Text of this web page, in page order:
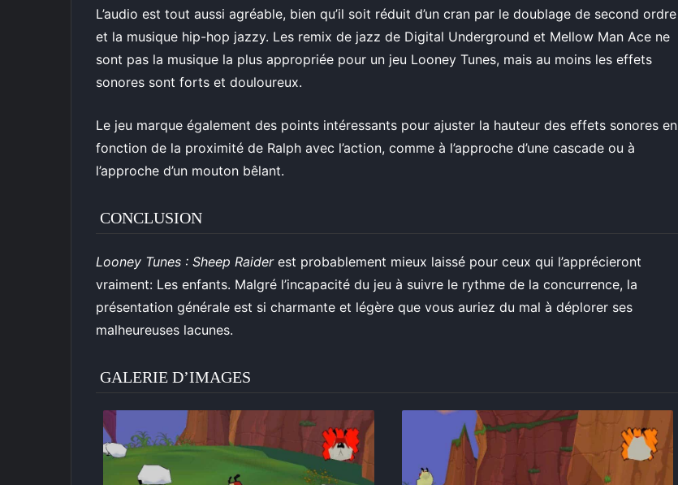
L’audio est tout aussi agréable, bien qu’il soit réduit d’un cran par le doublage de second ordre
et la musique hip-hop jazzy. Les remix de jazz de Digital Underground et Mellow Man Ace ne
sont pas la musique la plus appropriée pour un jeu Looney Tunes, mais au moins les effets
sonores sont forts et douloureux.
Le jeu marque également des points intéressants pour ajuster la hauteur des effets sonores en
fonction de la proximité de Ralph avec l’action, comme à l’approche d’une cascade ou à
l’approche d’un mouton bêlant.
CONCLUSION
Looney Tunes : Sheep Raiderest probablement mieux laissé pour ceux qui l’apprécieront
vraiment: Les enfants. Malgré l’incapacité du jeu à suivre le rythme de la concurrence, la
présentation générale est si charmante et légère que vous auriez du mal à déplorer ses
malheureuses lacunes.
GALERIE D’IMAGES